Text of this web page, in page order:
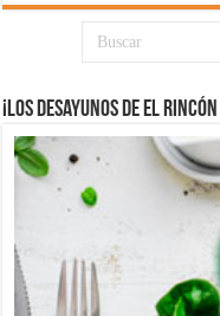
¡Los desayunos de El